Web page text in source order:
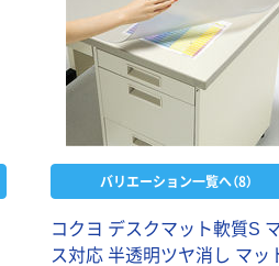
バリエーション一覧へ（8）
コクヨ デスクマット軟質S
ス対応 半透明ツヤ消し マッ